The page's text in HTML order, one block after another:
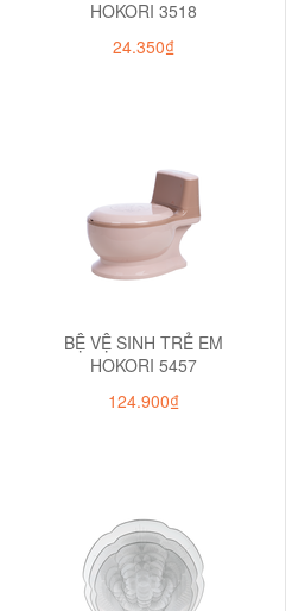
HOKORI 3518
24.350₫
BỆ VỆ SINH TRẺ EM
HOKORI 5457
124.900₫